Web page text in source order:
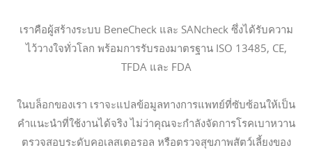
เราคือผู้สร้างระบบ BeneCheck และ SANcheck ซึ่งได้รับความ
ไว้วางใจทั่วโลก พร้อมการรับรองมาตรฐาน ISO 13485, CE,
TFDA และ FDA
ในบล็อกของเรา เราจะแปลข้อมูลทางการแพทย์ที่ซับซ้อนให้เป็น
คำแนะนำที่ใช้งานได้จริง ไม่ว่าคุณจะกำลังจัดการโรคเบาหวาน
ตรวจสอบระดับคอเลสเตอรอล หรือตรวจสุขภาพสัตว์เลี้ยงของ